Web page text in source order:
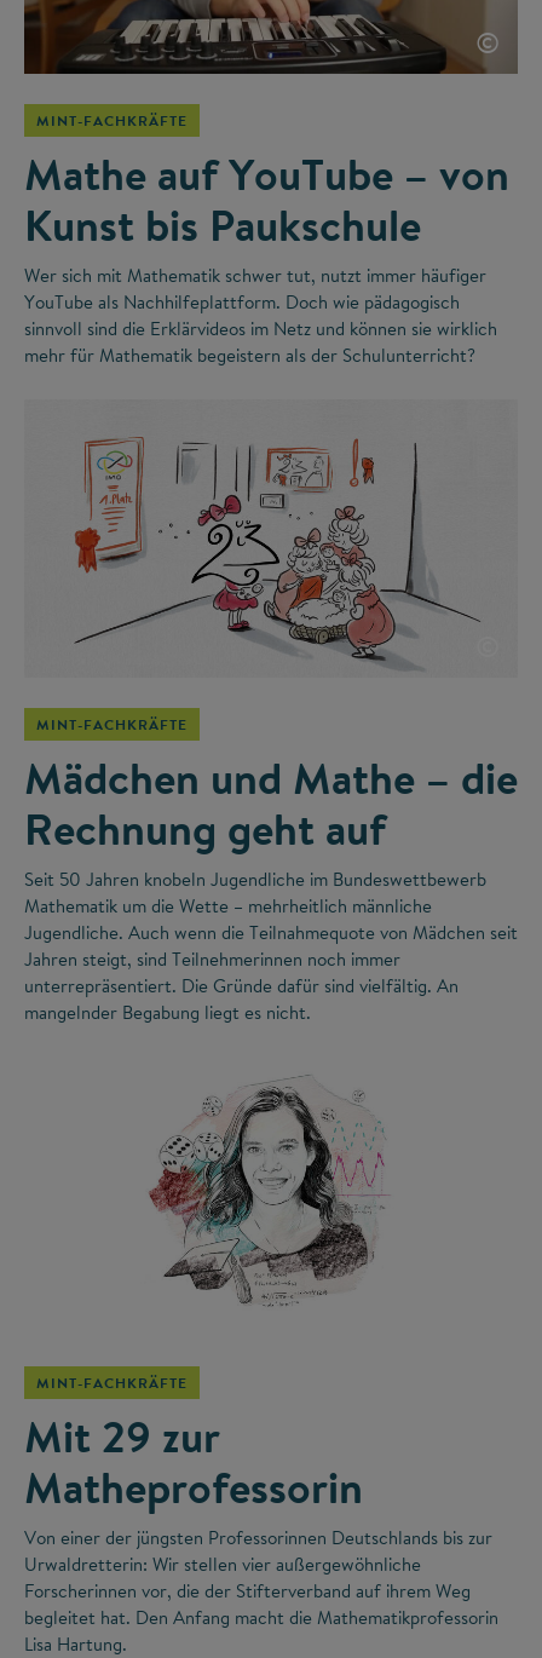
©
MINT-FACHKRÄFTE
Mathe auf YouTube – von
Kunst bis Paukschule
Wer sich mit Mathematik schwer tut, nutzt immer häufiger
YouTube als Nachhilfeplattform. Doch wie pädagogisch
sinnvoll sind die Erklärvideos im Netz und können sie wirklich
mehr für Mathematik begeistern als der Schulunterricht?
MINT-FACHKRÄFTE
Mädchen und Mathe – die
Rechnung geht auf
Seit 50 Jahren knobeln Jugendliche im Bundeswettbewerb
Mathematik um die Wette – mehrheitlich männliche
Jugendliche. Auch wenn die Teilnahmequote von Mädchen seit
Jahren steigt, sind Teilnehmerinnen noch immer
unterrepräsentiert. Die Gründe dafür sind vielfältig. An
mangelnder Begabung liegt es nicht.
MINT-FACHKRÄFTE
Mit 29 zur
Matheprofessorin
Von einer der jüngsten Professorinnen Deutschlands bis zur
Urwaldretterin: Wir stellen vier außergewöhnliche
Forscherinnen vor, die der Stifterverband auf ihrem Weg
begleitet hat. Den Anfang macht die Mathematikprofessorin
Lisa Hartung.